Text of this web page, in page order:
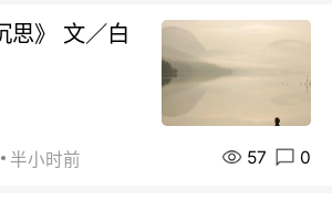
思》 文／白
半小时前 57 0